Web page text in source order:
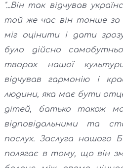
"...Він так відчував
той же час він тонше за
міг оцінити і дати
було дійсно
творах нашої
відчував гармонію і
людини, яка має бути
дітей, батько також
відповідальними та
послух. Заслуга нашого
полягає в тому, що він